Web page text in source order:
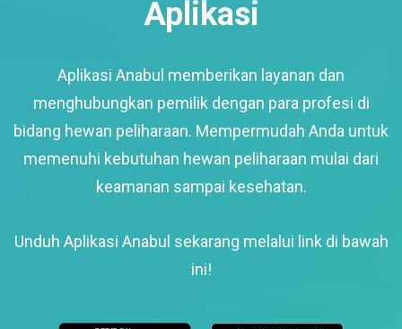
Aplikasi
Aplikasi Anabul memberikan layanan dan
menghubungkan pemilik dengan para profesi di
bidang hewan peliharaan. Mempermudah Anda untuk
memenuhi kebutuhan hewan peliharaan mulai dari
keamanan sampai kesehatan.
Unduh Aplikasi Anabul sekarang melalui link di bawah
ini!